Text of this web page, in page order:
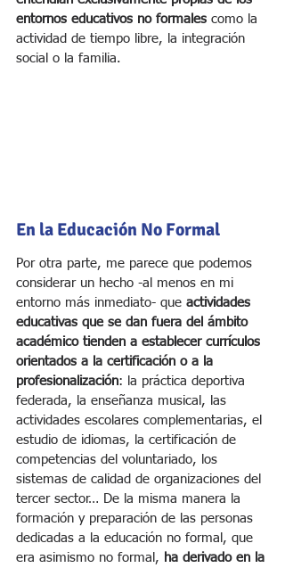
entornos educativos no formales como la
actividad de tiempo libre, la integración
social o la familia.
En la Educación No Formal
Por otra parte, me parece que podemos
considerar un hecho -al menos en mi
entorno más inmediato- que actividades
educativas que se dan fuera del ámbito
académico tienden a establecer currículos
orientados a la certificación o a la
profesionalización: la práctica deportiva
federada, la enseñanza musical, las
actividades escolares complementarias, el
estudio de idiomas, la certificación de
competencias del voluntariado, los
sistemas de calidad de organizaciones del
tercer sector… De la misma manera la
formación y preparación de las personas
dedicadas a la educación no formal, que
era asimismo no formal, ha derivado en la